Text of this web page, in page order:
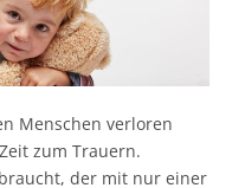
Menschen verloren
zum Trauern.
der mit nur einer